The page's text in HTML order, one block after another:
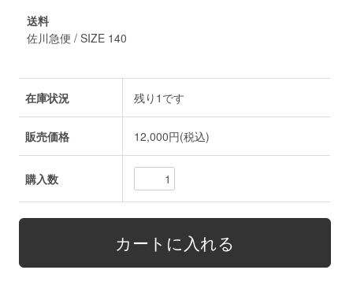
送料
佐川急便 / SIZE 140
在庫状況 残り1です
販売価格 12,000円(税込)
購入数